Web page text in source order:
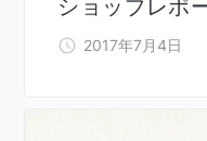
ショップレポ
2017年7月4日